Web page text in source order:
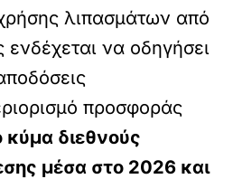
λιπασμάτων από
να οδηγήσει
προσφοράς
κύμα διεθνούς
μέσα στο 2026 και